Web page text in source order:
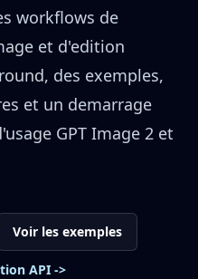
workflows de
et d'edition
des exemples,
et un demarrage
GPT Image 2 et
Voir les exemples
API ->